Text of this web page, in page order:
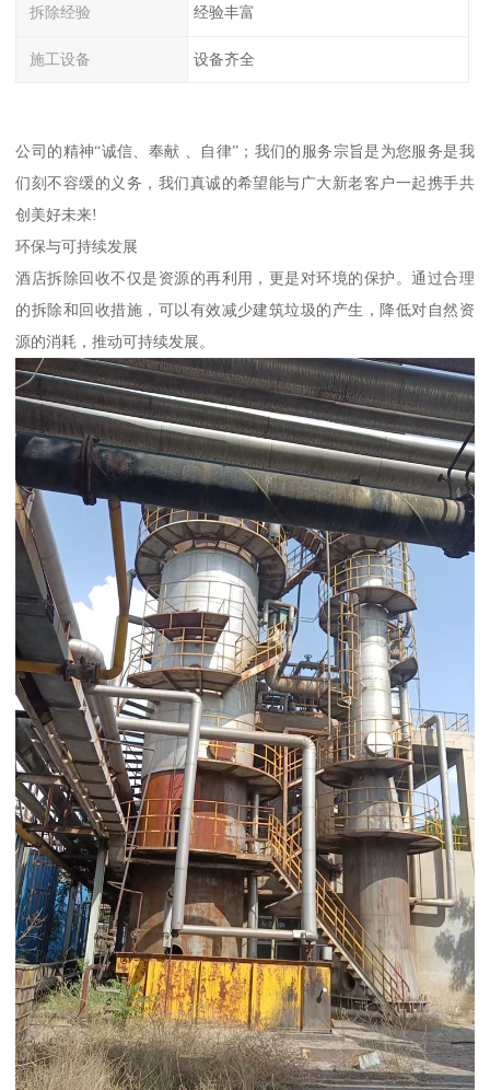
拆除经验 经验丰富
施工设备 设备齐全
公司的精神“诚信、奉献 、自律”；我们的服务宗旨是为您服务是我
们刻不容缓的义务，我们真诚的希望能与广大新老客户一起携手共
创美好未来!
环保与可持续发展
酒店拆除回收不仅是资源的再利用，更是对环境的保护。通过合理
的拆除和回收措施，可以有效减少建筑垃圾的产生，降低对自然资
源的消耗，推动可持续发展。